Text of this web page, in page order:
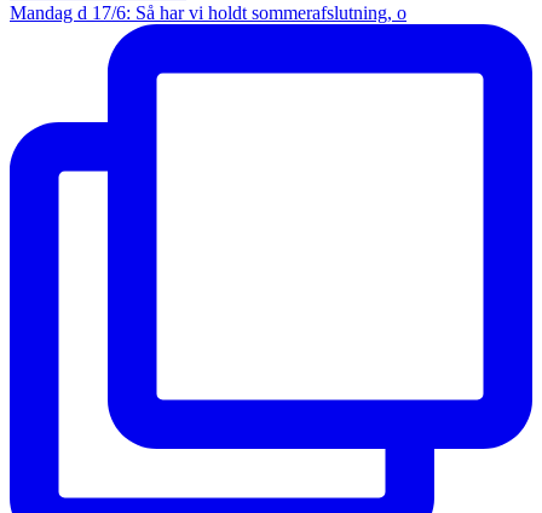
Mandag d 17/6: Så har vi holdt sommerafslutning, o